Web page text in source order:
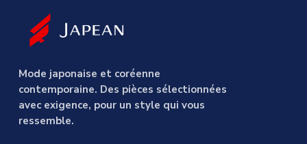
Mode japonaise et coréenne
contemporaine. Des pièces sélectionnées
avec exigence, pour un style qui vous
ressemble.